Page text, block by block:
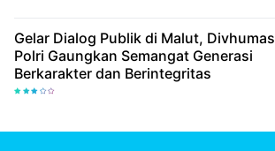
Gelar Dialog Publik di Malut, Divhumas
Polri Gaungkan Semangat Generasi
Berkarakter dan Berintegritas